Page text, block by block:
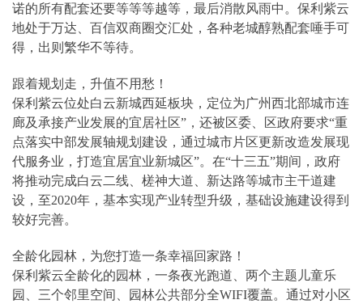
诺的所有配套还要等等等越等，最后消散风雨中。保利紫云
地处于万达、百信双商圈交汇处，各种老城醇熟配套唾手可
得，出则繁华不等待。
跟着规划走，升值不用愁！
保利紫云位处白云新城西延板块，定位为广州西北部城市连
廊及承接产业发展的宜居社区”，还被区委、区政府要求“重
点落实中部发展轴规划建设，通过城市片区更新改造发展现
代服务业，打造宜居宜业新城区”。在“十三五”期间，政府
将推动完成白云二线、槎神大道、新达路等城市主干道建
设，至2020年，基本实现产业转型升级，基础设施建设得到
较好完善。
全龄化园林，为您打造一条幸福回家路！
保利紫云全龄化的园林，一条夜光跑道、两个主题儿童乐
园、三个邻里空间、园林公共部分全WIFI覆盖。通过对小区